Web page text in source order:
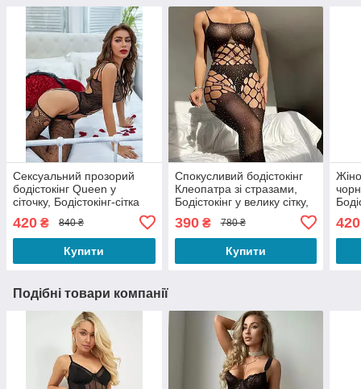
Сексуальний прозорий
бодістокінг Queen у
сіточку, Бодістокінг-сітка
чорного кольору
420 ₴ 840 ₴
Купити
Спокусливий бодістокінг
Клеопатра зі стразами,
Бодістокінг у велику сітку,
390₴ 780 ₴
Купити
420
Подібні товари компанії